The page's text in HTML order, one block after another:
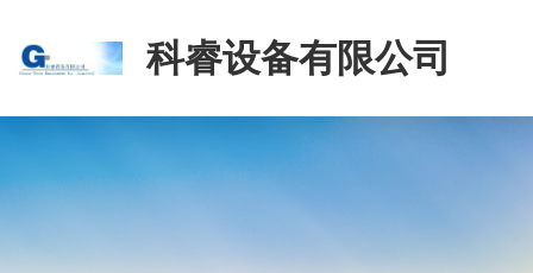
科睿设备有限公司